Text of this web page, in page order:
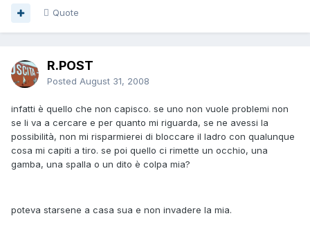
Quote
R.POST
Posted August 31, 2008
infatti è quello che non capisco. se uno non vuole problemi non
se li va a cercare e per quanto mi riguarda, se ne avessi la
possibilità, non mi risparmierei di bloccare il ladro con qualunque
cosa mi capiti a tiro. se poi quello ci rimette un occhio, una
gamba, una spalla o un dito è colpa mia?
poteva starsene a casa sua e non invadere la mia.